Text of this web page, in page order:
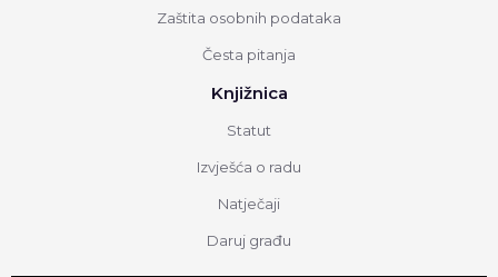
Zaštita osobnih podataka
Česta pitanja
Knjižnica
Statut
Izvješća o radu
Natječaji
Daruj građu